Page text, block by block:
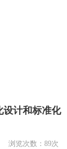
设计和标准化
浏览次数： 89次